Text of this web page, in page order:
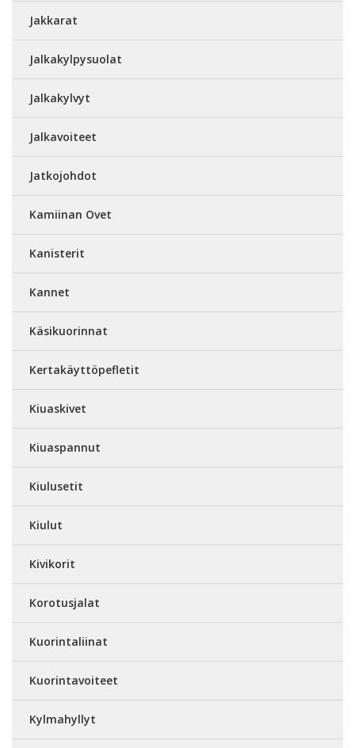
Jakkarat
Jalkakylpysuolat
Jalkakylvyt
Jalkavoiteet
Jatkojohdot
Kamiinan Ovet
Kanisterit
Kannet
Käsikuorinnat
Kertakäyttöpefletit
Kiuaskivet
Kiuaspannut
Kiulusetit
Kiulut
Kivikorit
Korotusjalat
Kuorintaliinat
Kuorintavoiteet
Kylmahyllyt